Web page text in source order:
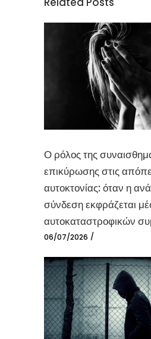
Ο ρόλος της
επικύρωσης στις
αυτοκτονίας: όταν η
σύνδεση εκφράζεται
αυτοκαταστροφικών
06/07/2026